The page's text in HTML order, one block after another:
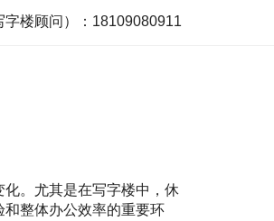
字楼顾问）：18109080911
。尤其是在写字楼中，休
整体办公效率的重要环